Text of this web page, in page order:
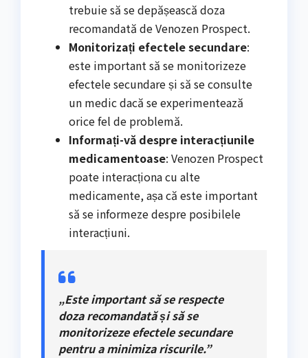
trebuie să se depășească doza
recomandată de Venozen Prospect.
Monitorizați efectele secundare:
este important să se monitorizeze
efectele secundare și să se consulte
un medic dacă se experimentează
orice fel de problemă.
Informați-vă despre interacțiunile
medicamentoase: Venozen Prospect
poate interacționa cu alte
medicamente, așa că este important
să se informeze despre posibilele
interacțiuni.
„Este important să se respecte
doza recomandată și să se
monitorizeze efectele secundare
pentru a minimiza riscurile.”